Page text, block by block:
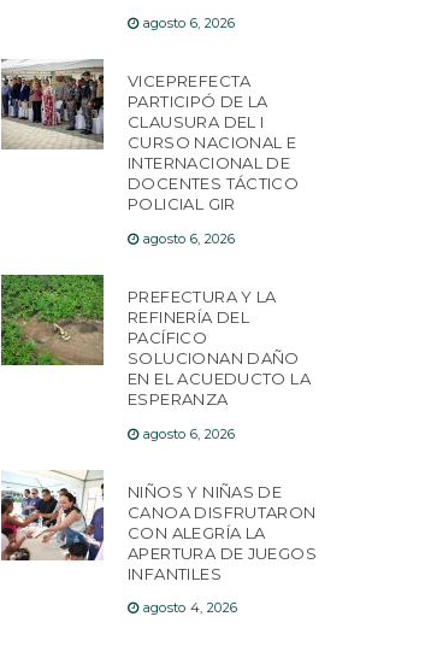
agosto 6, 2026
VICEPREFECTA
PARTICIPÓ DE LA
CLAUSURA DEL I
CURSO NACIONAL E
INTERNACIONAL DE
DOCENTES TÁCTICO
POLICIAL GIR
agosto 6, 2026
PREFECTURA Y LA
REFINERÍA DEL
PACÍFICO
SOLUCIONAN DAÑO
EN EL ACUEDUCTO LA
ESPERANZA
agosto 6, 2026
NIÑOS Y NIÑAS DE
CANOA DISFRUTARON
CON ALEGRÍA LA
APERTURA DE JUEGOS
INFANTILES
agosto 4, 2026